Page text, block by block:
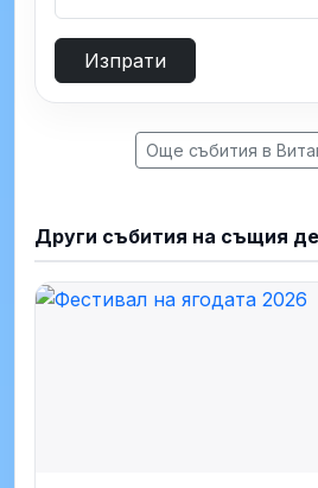
Изпрати
Още събития в
Други събития на същия